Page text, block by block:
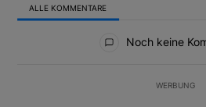
ALLE KOMMENTARE
Noch keine
WERBUNG